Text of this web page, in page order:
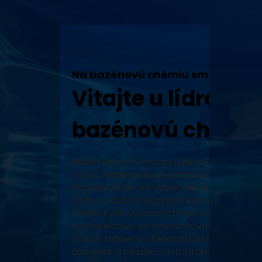
Na bazénovú chémiu sme tu my!
Vitajte u lídra v
bazénovú chémiu!
Naša rodinná firma sa pýši tradíciou,
vôd a vodárenských technológií a
Ponúkame široký výber vysoko
vodu vo vašom bazéne. Naše produkty,
moderných výrobných technológiách,
konkurenciou, no s garantovaným
našich tabliet a chemikálií, ktoré prešli
účinnosti a bezpečnosti. Urobte z vášho